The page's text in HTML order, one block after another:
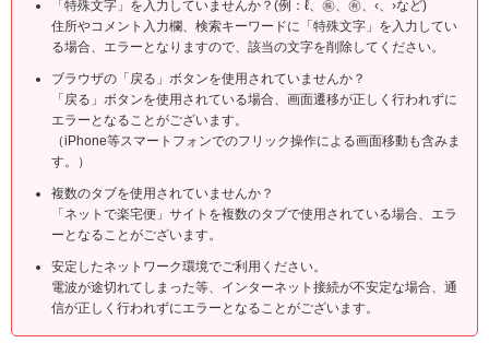
「特殊文字」を入力していませんか？(例：ℓ、㊑、㊒、‹、›など)
住所やコメント入力欄、検索キーワードに「特殊文字」を入力してい
る場合、エラーとなりますので、該当の文字を削除してください。
ブラウザの「戻る」ボタンを使用されていませんか？
「戻る」ボタンを使用されている場合、画面遷移が正しく行われずに
エラーとなることがございます。
（iPhone等スマートフォンでのフリック操作による画面移動も含みま
す。）
複数のタブを使用されていませんか？
「ネットで楽宅便」サイトを複数のタブで使用されている場合、エラ
ーとなることがございます。
安定したネットワーク環境でご利用ください。
電波が途切れてしまった等、インターネット接続が不安定な場合、通
信が正しく行われずにエラーとなることがございます。